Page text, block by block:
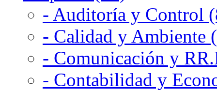
- Auditoría y Control
- Calidad y Ambiente
- Comunicación y
- Contabilidad y